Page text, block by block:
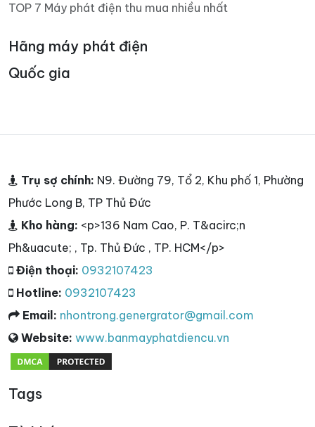
TOP 7 Máy phát điện thu mua nhiều nhất
Hãng máy phát điện
Quốc gia
Trụ sợ chính: N9. Đường 79, Tổ 2, Khu phố 1, Phường
Phước Long B, TP Thủ Đức
Kho hàng: <p>136 Nam Cao, P. T&acirc;n
Ph&uacute; , Tp. Thủ Đức , TP. HCM</p>
Điện thoại: 0932107423
Hotline: 0932107423
Email: nhontrong.genergrator@gmail.com
Website: www.banmayphatdiencu.vn
Tags